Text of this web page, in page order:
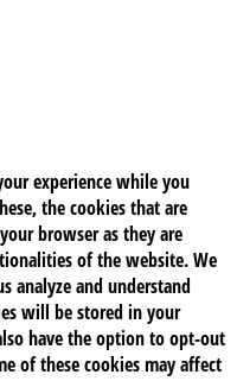
experience while you
the cookies that are
browser as they are
of the website. We
analyze and understand
will be stored in your
have the option to opt-out
of these cookies may affect